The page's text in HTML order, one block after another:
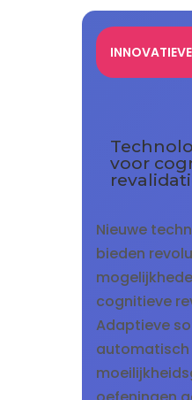
voor
Nieuwe
bieden
cognitieve
Adaptieve
automatisch